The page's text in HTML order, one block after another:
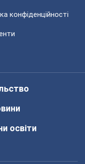
конфіденційності
освіти